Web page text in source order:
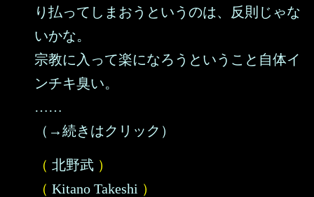
り払ってしまおうというのは、反則じゃな
いかな。
宗教に入って楽になろうということ自体イ
ンチキ臭い。
……
（→続きはクリック）
（ 北野武 ）
（ Kitano Takeshi ）